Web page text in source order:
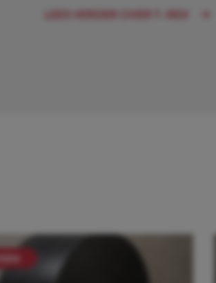
LEES VERDER OVER T-REX